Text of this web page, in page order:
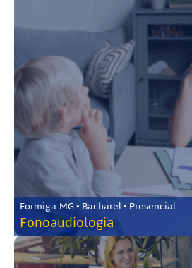
Formiga-MG • Bacharel • Presencial
Fonoaudiologia